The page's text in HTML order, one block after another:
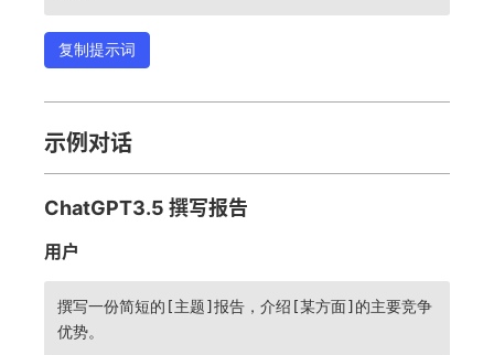
复制提示词
示例对话
ChatGPT3.5 撰写报告
用户
撰写一份简短的[主题]报告，介绍[某方面]的主要竞争
优势。